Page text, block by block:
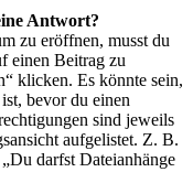
Antwort?
zu eröffnen, musst du
einen Beitrag zu
klicken. Es könnte sein,
bevor du einen
sind jeweils
aufgelistet. Z. B.
darfst Dateianhänge